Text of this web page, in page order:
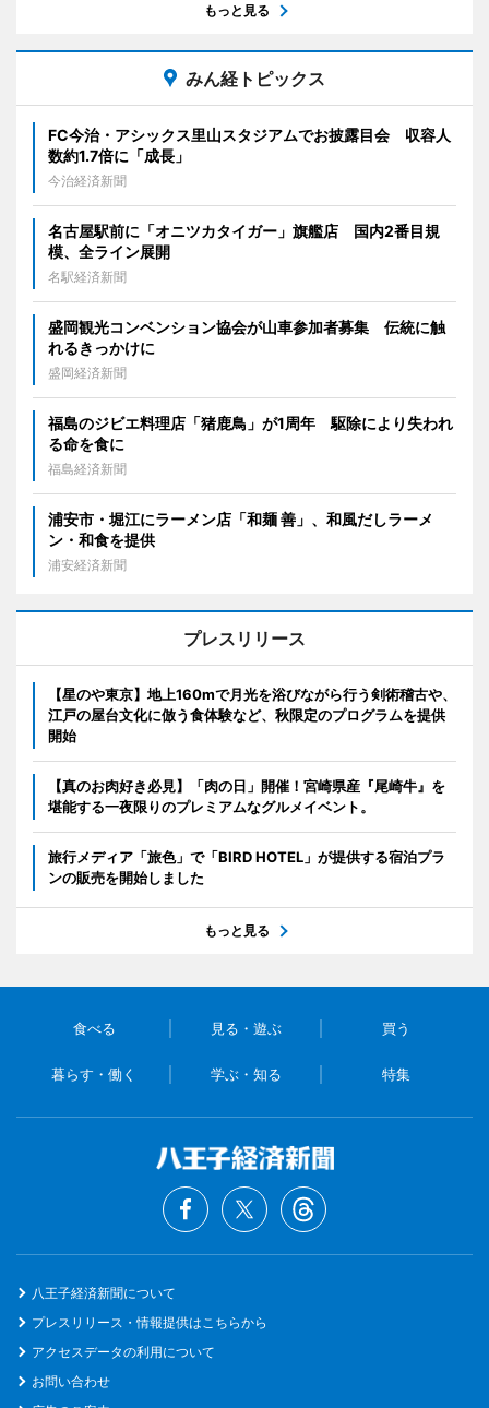
もっと見る
みん経トピックス
FC今治・アシックス里山スタジアムでお披露目会 収容人
数約1.7倍に「成長」
今治経済新聞
名古屋駅前に「オニツカタイガー」旗艦店 国内2番目規
模、全ライン展開
名駅経済新聞
盛岡観光コンベンション協会が山車参加者募集 伝統に触
れるきっかけに
盛岡経済新聞
福島のジビエ料理店「猪鹿鳥」が1周年 駆除により失われ
る命を食に
福島経済新聞
浦安市・堀江にラーメン店「和麺 善」、和風だしラーメ
ン・和食を提供
浦安経済新聞
プレスリリース
【星のや東京】地上160mで月光を浴びながら行う剣術稽古や、
江戸の屋台文化に倣う食体験など、秋限定のプログラムを提供
開始
【真のお肉好き必見】「肉の日」開催！宮崎県産『尾崎牛』を
堪能する一夜限りのプレミアムなグルメイベント。
旅行メディア「旅色」で「BIRD HOTEL」が提供する宿泊プラ
ンの販売を開始しました
もっと見る
食べる 見る・遊ぶ 買う
暮らす・働く 学ぶ・知る 特集
八王子経済新聞について
プレスリリース・情報提供はこちらから
アクセスデータの利用について
お問い合わせ